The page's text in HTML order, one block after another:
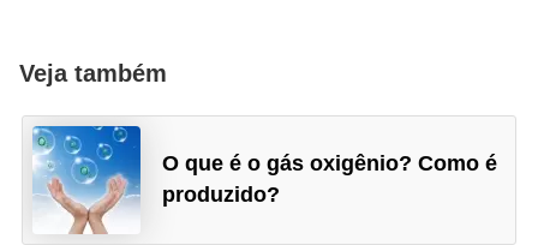
Veja também
O que é o gás oxigênio? Como é
produzido?